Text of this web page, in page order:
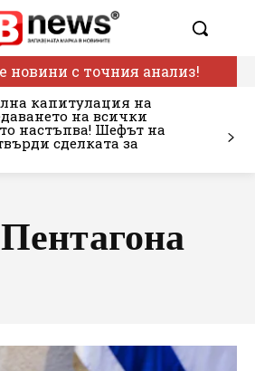
новини с точния анализ!
капитулация на
на всички
настъпва! Шефът на
сделката за
Пентагона